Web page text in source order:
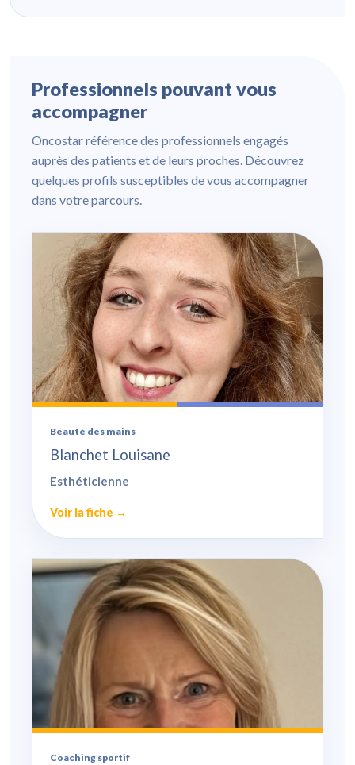
Professionnels pouvant vous
accompagner
Oncostar référence des professionnels engagés
auprès des patients et de leurs proches. Découvrez
quelques profils susceptibles de vous accompagner
dans votre parcours.
Beauté des mains
Blanchet Louisane
Esthéticienne
Voir la fiche →
Coaching sportif